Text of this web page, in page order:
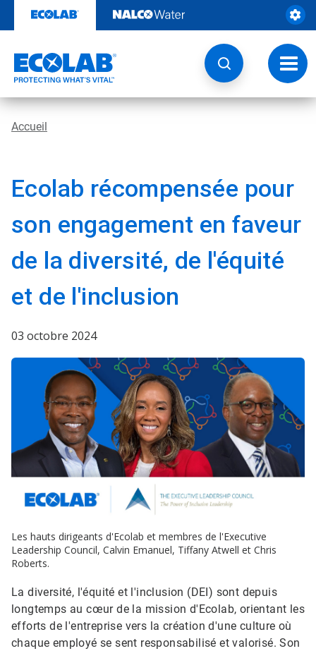
contenu​​​​​​​
à
Accueil
Ecolab récompensée pour
son engagement en faveur
de la diversité, de l'équité
et de l'inclusion
03 octobre 2024
Les hauts dirigeants d'Ecolab et membres de l'Executive
Leadership Council, Calvin Emanuel, Tiffany Atwell et Chris
Roberts.​​​​​​​
La diversité, l'équité et l'inclusion (DEI) sont depuis
longtemps au cœur de la mission d'Ecolab, orientant les
efforts de l'entreprise vers la création d'une culture où
chaque employé se sent responsabilisé et valorisé. Son